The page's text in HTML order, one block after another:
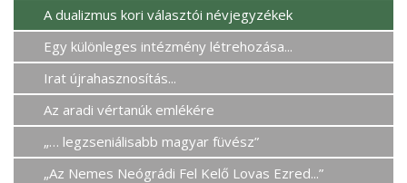
A dualizmus kori választói névjegyzékek
Egy különleges intézmény létrehozása...
Irat újrahasznosítás...
Az aradi vértanúk emlékére
„… legzseniálisabb magyar füvész”
„Az Nemes Neógrádi Fel Kelő Lovas Ezred...”